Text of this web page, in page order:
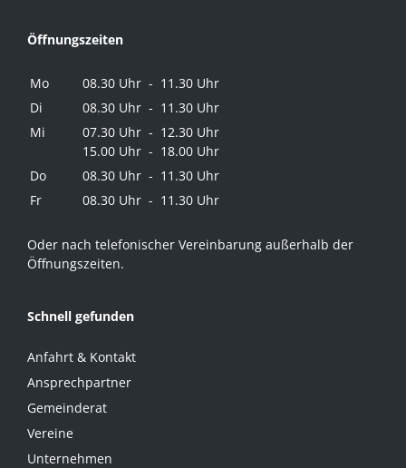
Öffnungszeiten
Mo
08.30 Uhr - 11.30 Uhr
Di
08.30 Uhr - 11.30 Uhr
Mi
07.30 Uhr - 12.30 Uhr
15.00 Uhr - 18.00 Uhr
Do
08.30 Uhr - 11.30 Uhr
Fr
08.30 Uhr - 11.30 Uhr
Oder nach telefonischer Vereinbarung außerhalb der
Öffnungszeiten.
Schnell gefunden
Anfahrt & Kontakt
Ansprechpartner
Gemeinderat
Vereine
Unternehmen